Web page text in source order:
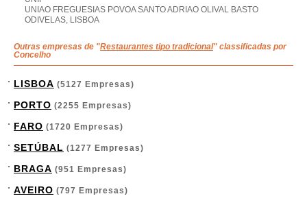
UNIAO FREGUESIAS POVOA SANTO ADRIAO OLIVAL BASTO
ODIVELAS, LISBOA
Outras empresas de "Restaurantes tipo tradicional" classificadas por
Concelho
LISBOA (5127 Empresas)
PORTO (2255 Empresas)
FARO (1720 Empresas)
SETÚBAL (1277 Empresas)
BRAGA (951 Empresas)
AVEIRO (797 Empresas)